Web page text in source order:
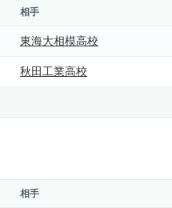
相手
東海大相模高校
秋田工業高校
相手